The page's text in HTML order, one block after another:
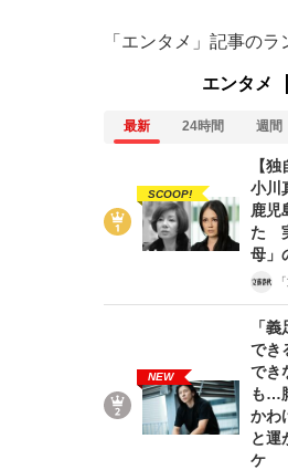
》RM→渋谷で飲み会、JIN→伊豆の...
「エンタメ」記事のラ
エンタメ
最新 24時間 週間
SCOOP!
【
小川
鹿児
た
母」
NEW
「
でき
でき
も…
かわ
と運
ケ